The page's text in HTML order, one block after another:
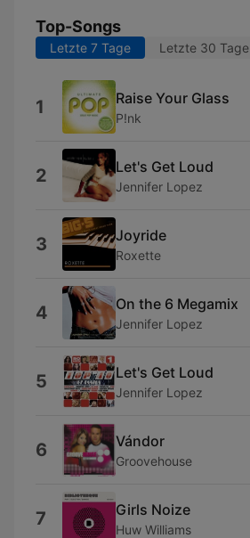
Top-Songs
Letzte 7 Tage Letzte 30 Tage
1 Raise Your Glass
P!nk
2 Let's Get Loud
Jennifer Lopez
3 Joyride
Roxette
4 On the 6 Megamix
Jennifer Lopez
5 Let's Get Loud
Jennifer Lopez
6 Vándor
Groovehouse
7 Girls Noize
Huw Williams